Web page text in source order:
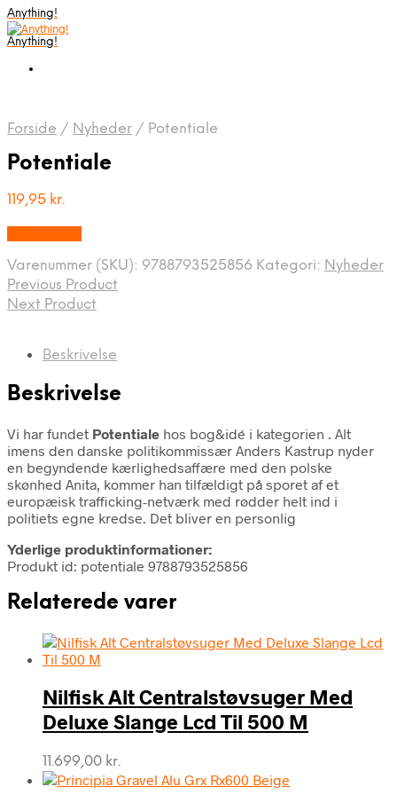
Anything!
Anything!
Forside / Nyheder / Potentiale
Potentiale
119,95 kr.
Varenummer (SKU): 9788793525856 Kategori: Nyheder
Previous Product
Next Product
Beskrivelse
Beskrivelse
Vi har fundet Potentiale hos bog&idé i kategorien . Alt
imens den danske politikommissær Anders Kastrup nyder
en begyndende kærlighedsaffære med den polske
skønhed Anita, kommer han tilfældigt på sporet af et
europæisk trafficking-netværk med rødder helt ind i
politiets egne kredse. Det bliver en personlig
Yderlige produktinformationer:
Produkt id: potentiale 9788793525856
Relaterede varer
Nilfisk Alt Centralstøvsuger Med
Deluxe Slange Lcd Til 500 M
11.699,00 kr.